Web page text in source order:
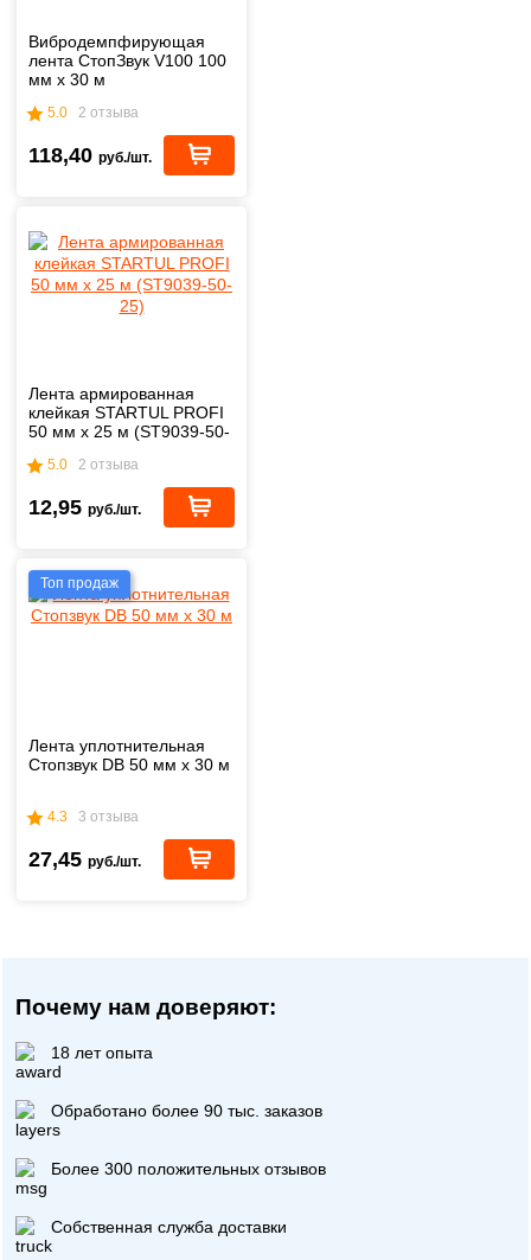
Вибродемпфирующая
лента СтопЗвук V100 100
мм х 30 м
5.0 2 отзыва
118,40 руб./шт.
Лента армированная
клейкая STARTUL PROFI
50 мм х 25 м (ST9039-50-
5.0 2 отзыва
12,95 руб./шт.
Топ продаж
Лента уплотнительная
Стопзвук DB 50 мм х 30 м
4.3 3 отзыва
27,45 руб./шт.
Почему нам доверяют:
18 лет опыта
Обработано более 90 тыс. заказов
Более 300 положительных отзывов
Собственная служба доставки